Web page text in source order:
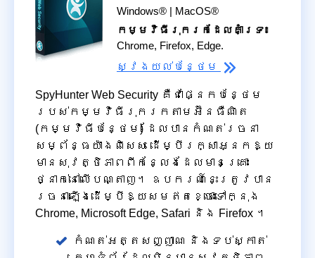
Windows® | MacOS®
កម្មវិធីរុករកដែលគាំទ្រ៖
Chrome, Firefox, Edge.
ស្វែង​យល់​បន្ថែម
SpyHunter Web Security គឺជាផ្នែកបន្ថែម
របស់កម្មវិធីរុករកតាមអ៊ីនធឺណិត
(កម្មវិធីបន្ថែម) ដែលបានកំណត់រចនា
សម្ព័ន្ធយ៉ាងពិសេស ដើម្បីរក្សាអ្នកឱ្យ
មានសុវត្ថិភាពពីកន្លែងដែលមានគ្រោះ
ថ្នាក់នៅលើបណ្តាញ។ ឧបករណ៍នេះត្រូវបាន
រចនាឡើងដើម្បីឱ្យសមឥតខ្ចោះទៅក្នុង
Chrome, Microsoft Edge, Safari និង Firefox ។
កំណត់អត្តសញ្ញាណ និងទប់ស្កាត់